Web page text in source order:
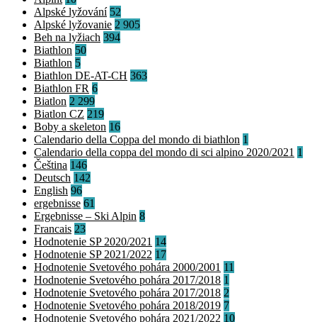
Alpské lyžování 52
Alpské lyžovanie 2 905
Beh na lyžiach 394
Biathlon 50
Biathlon 5
Biathlon DE-AT-CH 363
Biathlon FR 6
Biatlon 2 299
Biatlon CZ 219
Boby a skeleton 16
Calendario della Coppa del mondo di biathlon 1
Calendario della coppa del mondo di sci alpino 2020/2021 1
Čeština 146
Deutsch 142
English 96
ergebnisse 61
Ergebnisse – Ski Alpin 8
Francais 23
Hodnotenie SP 2020/2021 14
Hodnotenie SP 2021/2022 17
Hodnotenie Svetového pohára 2000/2001 11
Hodnotenie Svetového pohára 2017/2018 1
Hodnotenie Svetového pohára 2017/2018 2
Hodnotenie Svetového pohára 2018/2019 7
Hodnotenie Svetového pohára 2021/2022 10